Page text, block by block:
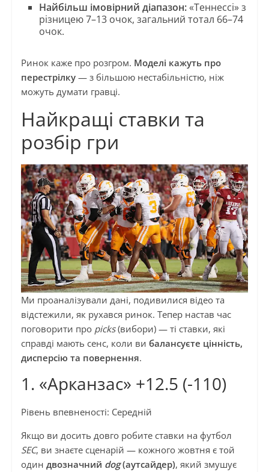
Найбільш імовірний діапазон:«Теннессі» з
різницею 7–13 очок, загальний тотал 66–74
очок.
Ринок каже про розгром. Моделі кажуть про
перестрілку— з більшою нестабільністю, ніж
можуть думати гравці.
Найкращі ставки та
розбір гри
Ми проаналізували дані, подивилися відео та
відстежили, як рухався ринок. Тепер настав час
поговорити про picks(вибори) — ті ставки, які
справді мають сенс, коли ви балансуєте цінність,
дисперсію та повернення.
1. «Арканзас» +12.5 (-110)
Рівень впевненості: Середній
Якщо ви досить довго робите ставки на футбол
SEC, ви знаєте сценарій — кожного жовтня є той
один двозначний dog(аутсайдер), який змушує